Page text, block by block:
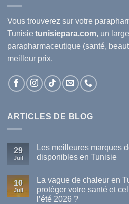
Vous trouverez sur votre
Tunisie tunisiepara.com, un
parapharmaceutique (santé,
meilleur prix.
ARTICLES DE BLOG
29
Juil
Les meilleures marques
disponibles en Tunisie
sur
meilleures
marques
10
Juil
La vague de chaleur en
protéger votre santé et
l’été 2026 ?